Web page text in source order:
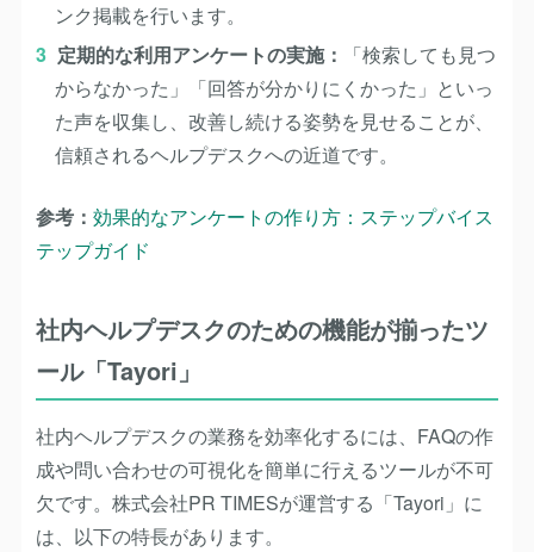
ンク掲載を行います。
定期的な利用アンケートの実施：
「検索しても見つ
からなかった」「回答が分かりにくかった」といっ
た声を収集し、改善し続ける姿勢を見せることが、
信頼されるヘルプデスクへの近道です。
参考： 効果的なアンケートの作り方：ステップバイス
テップガイド
社内ヘルプデスクのための機能が揃ったツ
ール「Tayori」
社内ヘルプデスクの業務を効率化するには、FAQの作
成や問い合わせの可視化を簡単に行えるツールが不可
欠です。株式会社PR TIMESが運営する「Tayori」に
は、以下の特長があります。